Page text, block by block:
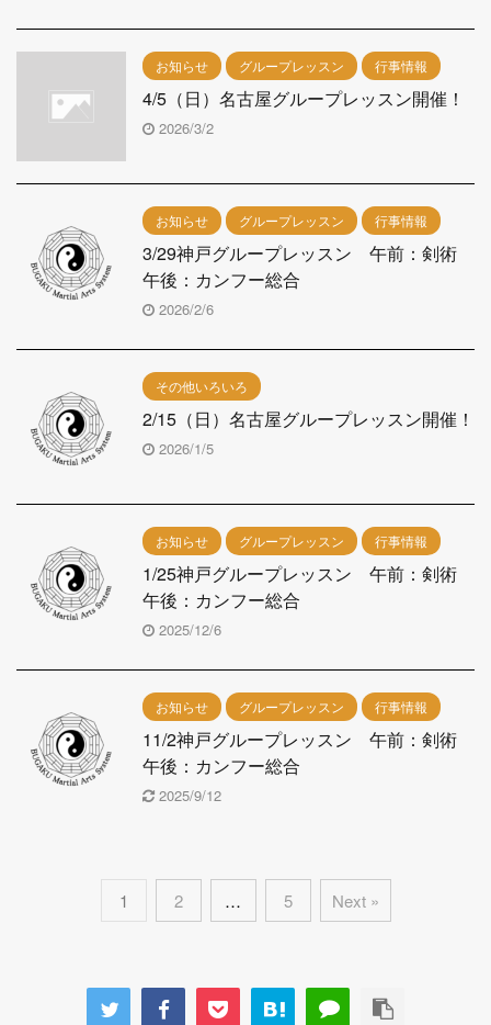
お知らせ グループレッスン 行事情報
4/5（日）名古屋グループレッスン開催！
2026/3/2
お知らせ グループレッスン 行事情報
3/29神戸グループレッスン 午前：剣術
午後：カンフー総合
2026/2/6
その他いろいろ
2/15（日）名古屋グループレッスン開催！
2026/1/5
お知らせ グループレッスン 行事情報
1/25神戸グループレッスン 午前：剣術
午後：カンフー総合
2025/12/6
お知らせ グループレッスン 行事情報
11/2神戸グループレッスン 午前：剣術
午後：カンフー総合
2025/9/12
1 2 … 5 Next »